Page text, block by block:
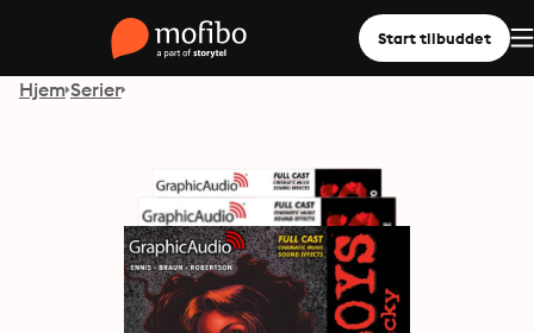
Start tilbuddet
Hjem Serier